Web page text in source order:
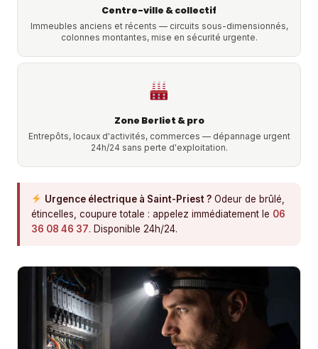
Centre-ville & collectif
Immeubles anciens et récents — circuits sous-dimensionnés,
colonnes montantes, mise en sécurité urgente.
Zone Berliet & pro
Entrepôts, locaux d'activités, commerces — dépannage urgent
24h/24 sans perte d'exploitation.
Urgence électrique à Saint-Priest ? Odeur de brûlé,
étincelles, coupure totale : appelez immédiatement le 06
36 08 46 37. Disponible 24h/24.